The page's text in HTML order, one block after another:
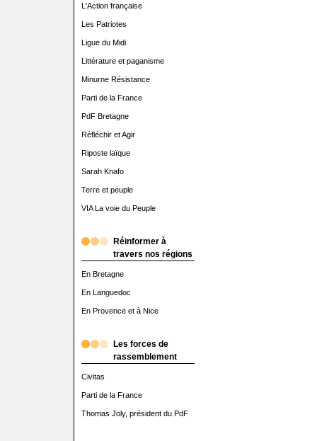
L'Action française
Les Patriotes
Ligue du Midi
Littérature et paganisme
Minurne Résistance
Parti de la France
PdF Bretagne
Réfléchir et Agir
Riposte laïque
Sarah Knafo
Terre et peuple
VIA La voie du Peuple
Réinformer à
travers nos régions
En Bretagne
En Languedoc
En Provence et à Nice
Les forces de
rassemblement
Civitas
Parti de la France
Thomas Joly, président du PdF